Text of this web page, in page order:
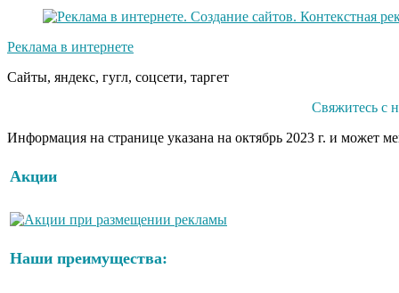
Реклама в интернете
Сайты, яндекс, гугл, соцсети, таргет
Свяжитесь с
Информация на странице указана на октябрь 2023 г. и может
Акции
Наши преимущества: